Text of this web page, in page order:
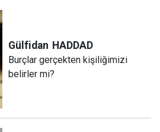
Gülfidan HADDAD
Burçlar gerçekten kişiliğimizi
belirler mi?